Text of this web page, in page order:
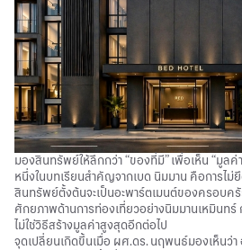
มองสินทรัพย์ให้ลึกกว่า “ของที่มี” เพื่อเห็น “มูลค่
หนึ่งในบทเรียนสำคัญจากเบด นิมมาน คือการไ
สินทรัพย์ตั้งต้นจะเป็นอะพาร์ตเมนต์ของครอบค
ศักยภาพด้านการท่องเที่ยวอย่างนิมมานเหมินทร์
ไม่ใช่วิธีสร้างมูลค่าสูงสุดอีกต่อไป
จุดเปลี่ยนเกิดขึ้นเมื่อ ผศ.ดร. นฤพนธ์มองเห็นว่า